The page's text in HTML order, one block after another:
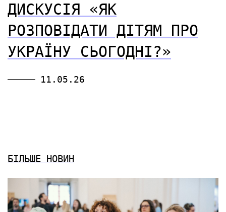
ДИСКУСІЯ «ЯК
РОЗПОВІДАТИ ДІТЯМ ПРО
УКРАЇНУ СЬОГОДНІ?»
11.05.26
БІЛЬШЕ НОВИН